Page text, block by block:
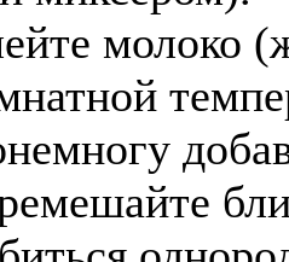
молоко